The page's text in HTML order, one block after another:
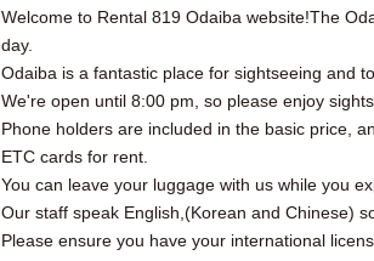
Welcome to Rental 819 Odaiba website!The
day.
Odaiba is a fantastic place for sightseeing and
We're open until 8:00 pm, so please enjoy
Phone holders are included in the basic price,
ETC cards for rent.
You can leave your luggage with us while you
Our staff speak English,(Korean and Chinese)
Please ensure you have your international